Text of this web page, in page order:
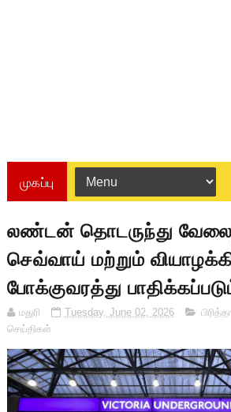
முகப்பு
லண்டன் தொடருந்து
செவ்வாய் மற்றும்
போக்குவரத்து
மதுரி Tuesday, June 02, 2026
செய்திகள்